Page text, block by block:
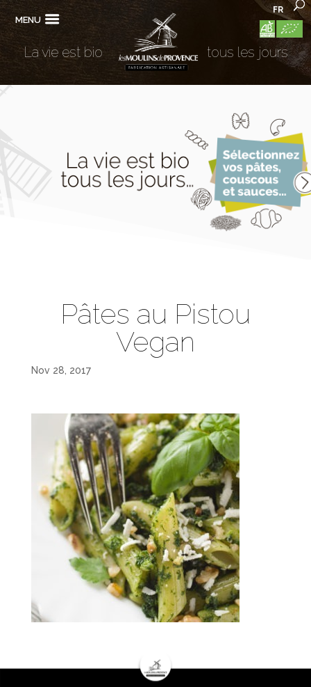
MENU
FR
La vie est bio tous les jours
Pâtes au Pistou
Vegan
Nov 28, 2017